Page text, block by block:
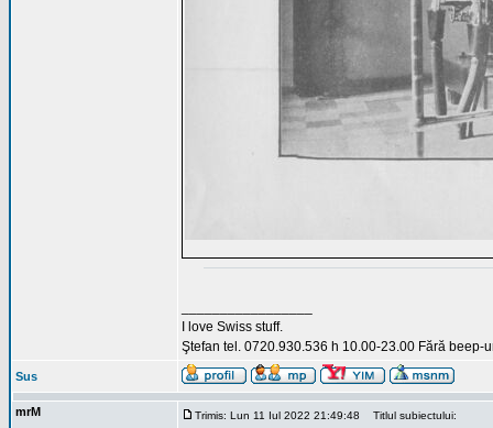
I love Swiss stuff.
Ştefan tel. 0720.930.536 h 10.00-23.00 Fără beep-
Sus
mrM Trimis: Lun 11 Iul 2022 21:49:48 Titlul subiectului: